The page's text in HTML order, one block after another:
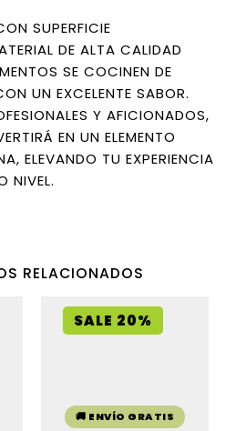
SUPERFICIE
DE ALTA CALIDAD
SE COCINEN DE
UN EXCELENTE SABOR.
Y AFICIONADOS,
EN UN ELEMENTO
ELEVANDO TU EXPERIENCIA
NIVEL.
RELACIONADOS
SALE 20%
🚚 ENVÍO GRATIS